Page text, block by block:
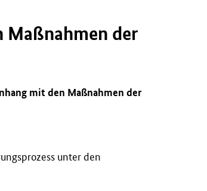
Maßnahmen der
mit den Maßnahmen der
unter den